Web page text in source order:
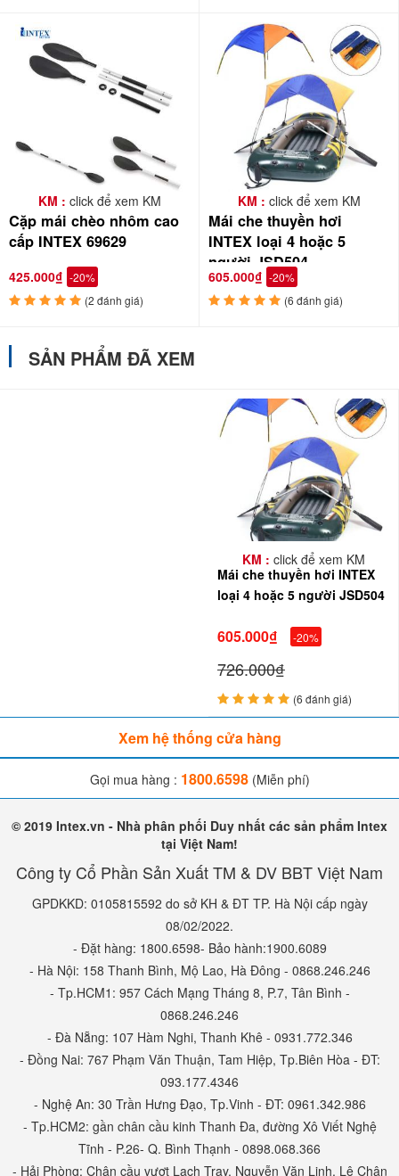
KM : click để xem KM
Cặp mái chèo nhôm cao
cấp INTEX 69629
425.000₫ -20%
(2 đánh giá)
KM : click để xem KM
Mái che thuyền hơi
INTEX loại 4 hoặc 5
người JSD504
605.000₫ -20%
(6 đánh giá)
SẢN PHẨM ĐÃ XEM
KM : click để xem KM
Mái che thuyền hơi INTEX
loại 4 hoặc 5 người JSD504
605.000₫ -20%
726.000₫
(6 đánh giá)
Xem hệ thống cửa hàng
Gọi mua hàng : 1800.6598(Miễn phí)
© 2019 Intex.vn - Nhà phân phối Duy nhất các sản phẩm Intex
tại Việt Nam!
Công ty Cổ Phần Sản Xuất TM & DV BBT Việt Nam
GPDKKD: 0105815592 do sở KH & ĐT TP. Hà Nội cấp ngày
08/02/2022.
- Đặt hàng: 1800.6598- Bảo hành:1900.6089
- Hà Nội: 158 Thanh Bình, Mộ Lao, Hà Đông - 0868.246.246
- Tp.HCM1: 957 Cách Mạng Tháng 8, P.7, Tân Bình -
0868.246.246
- Đà Nẵng: 107 Hàm Nghi, Thanh Khê - 0931.772.346
- Đồng Nai: 767 Phạm Văn Thuận, Tam Hiệp, Tp.Biên Hòa - ĐT:
093.177.4346
- Nghệ An: 30 Trần Hưng Đạo, Tp.Vinh - ĐT: 0961.342.986
- Tp.HCM2: gần chân cầu kinh Thanh Đa, đường Xô Viết Nghệ
Tĩnh - P.26- Q. Bình Thạnh - 0898.068.366
- Hải Phòng: Chân cầu vượt Lạch Tray, Nguyễn Văn Linh, Lê Chân